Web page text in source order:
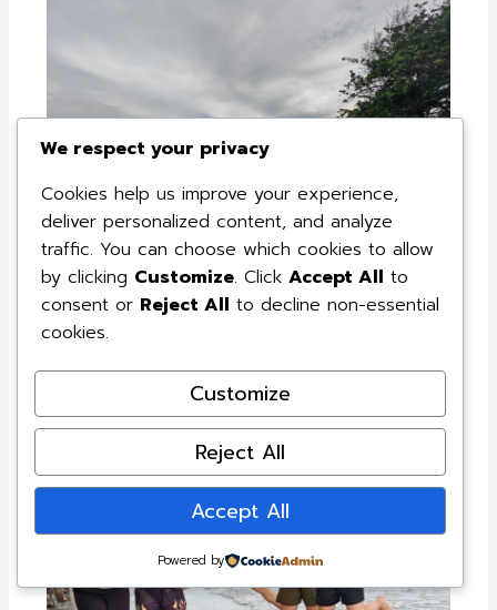
We respect your privacy
Cookies help us improve your experience,
deliver personalized content, and analyze
traffic. You can choose which cookies to allow
by clicking Customize. Click Accept All to
consent or Reject All to decline non-essential
cookies.
Customize
Reject All
Accept All
Powered by